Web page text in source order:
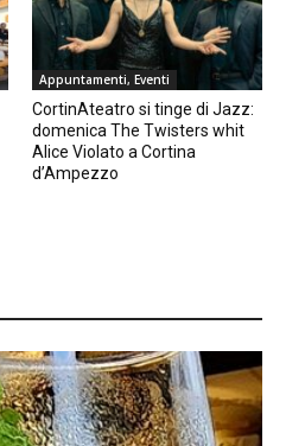
Appuntamenti, Eventi
CortinAteatro si tinge di Jazz:
domenica The Twisters whit
Alice Violato a Cortina
d’Ampezzo